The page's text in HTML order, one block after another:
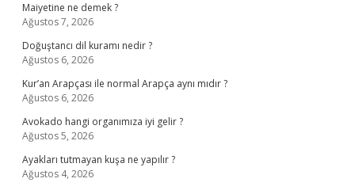
Maiyetine ne demek ?
Ağustos 7, 2026
Doğuştancı dil kuramı nedir ?
Ağustos 6, 2026
Kur’an Arapçası ile normal Arapça aynı mıdır ?
Ağustos 6, 2026
Avokado hangi organımıza iyi gelir ?
Ağustos 5, 2026
Ayakları tutmayan kuşa ne yapılır ?
Ağustos 4, 2026